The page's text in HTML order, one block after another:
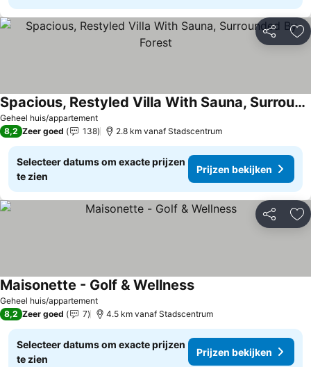
Delen
Geheel huis/appartement
Spacious, Restyled Villa With Sauna, Surrounded By Forest
8,2 Zeer goed 138 2.8 km vanaf Stadscentrum
Selecteer datums om exacte prijzen
te zien
Prijzen bekijken
Delen
Geheel huis/appartement
Maisonette - Golf & Wellness
8,2 Zeer goed 7 4.5 km vanaf Stadscentrum
Selecteer datums om exacte prijzen
te zien
Prijzen bekijken